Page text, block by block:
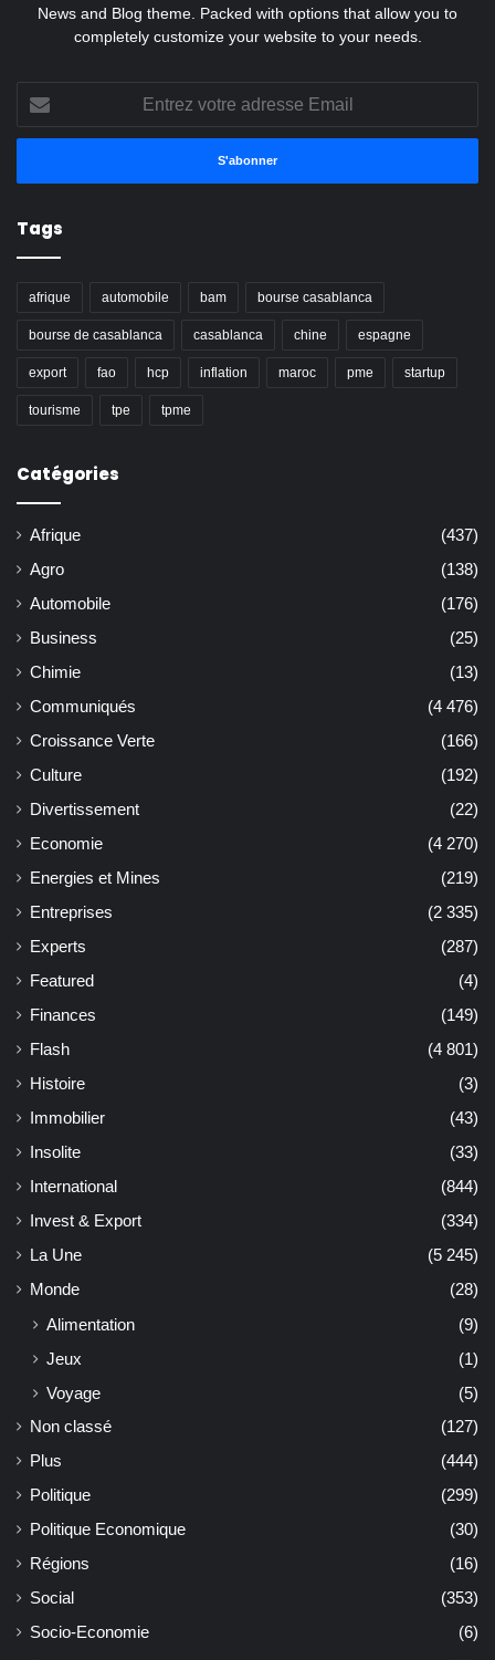
News and Blog theme. Packed with options that allow you to
completely customize your website to your needs.
votre
adresse
Tags
afrique automobile bam bourse casablanca
bourse de casablanca casablanca chine espagne
export fao hcp inflation maroc pme startup
tourisme tpe tpme
Catégories
Afrique
(437)
Agro
(138)
Automobile
(176)
Business
(25)
Chimie
(13)
Communiqués
(4 476)
Croissance Verte
(166)
Culture
(192)
Divertissement
(22)
Economie
(4 270)
Energies et Mines
(219)
Entreprises
(2 335)
Experts
(287)
Featured
(4)
Finances
(149)
Flash
(4 801)
Histoire
(3)
Immobilier
(43)
Insolite
(33)
International
(844)
Invest & Export
(334)
La Une
(5 245)
Monde
(28)
Alimentation
(9)
Jeux
(1)
Voyage
(5)
Non classé
(127)
Plus
(444)
Politique
(299)
Politique Economique
(30)
Régions
(16)
Social
(353)
Socio-Economie
(6)